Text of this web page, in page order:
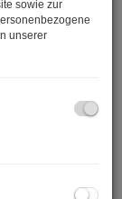
und einer
Schanze“ zu
als
sowie zur
unserer